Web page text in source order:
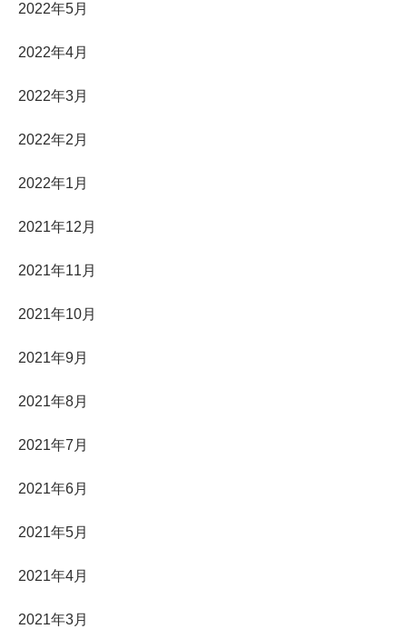
2022年5月
2022年4月
2022年3月
2022年2月
2022年1月
2021年12月
2021年11月
2021年10月
2021年9月
2021年8月
2021年7月
2021年6月
2021年5月
2021年4月
2021年3月